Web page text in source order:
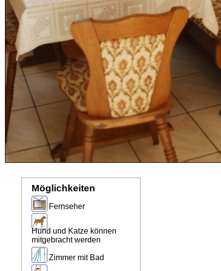
Möglichkeiten
Fernseher
Hund und Katze können
mitgebracht werden
Zimmer mit Bad